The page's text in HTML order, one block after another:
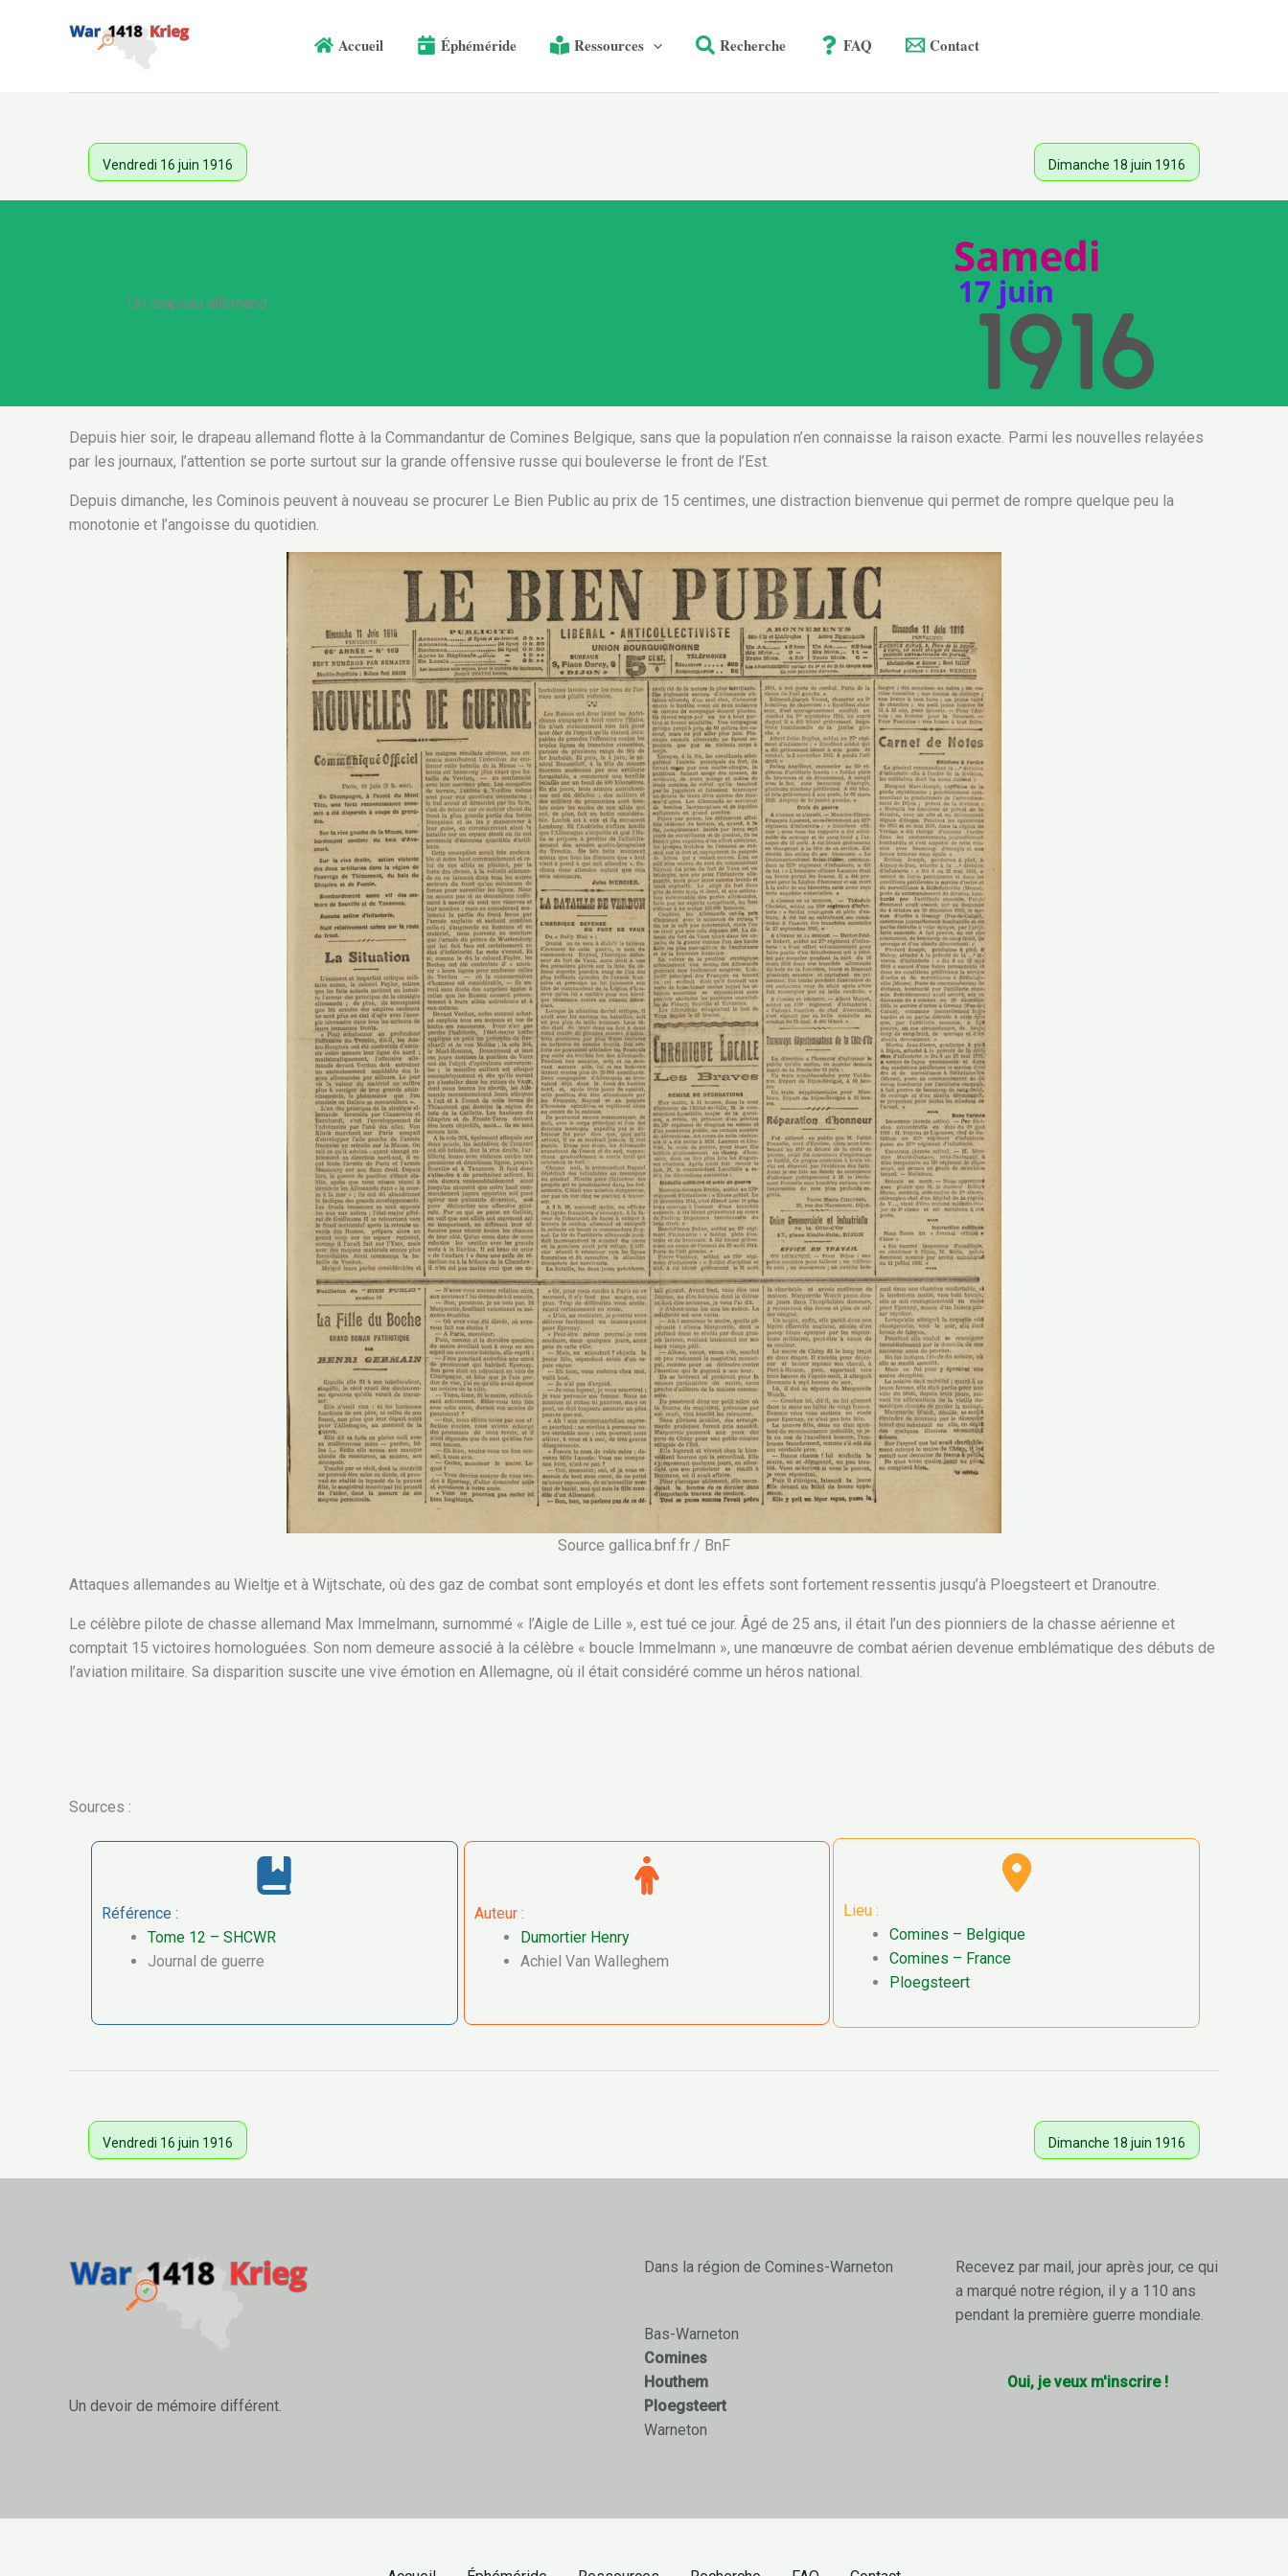
Accueil Éphéméride Ressources Recherche FAQ Contact
Vendredi 16 juin 1916 Dimanche 18 juin 1916
Un drapeau allemand
Depuis hier soir, le drapeau allemand flotte à la Commandantur de Comines Belgique, sans que la population n’en connaisse la raison exacte. Parmi les nouvelles relayées
par les journaux, l’attention se porte surtout sur la grande offensive russe qui bouleverse le front de l’Est.
Depuis dimanche, les Cominois peuvent à nouveau se procurer Le Bien Public au prix de 15 centimes, une distraction bienvenue qui permet de rompre quelque peu la
monotonie et l’angoisse du quotidien.
Source gallica.bnf.fr / BnF
Attaques allemandes au Wieltje et à Wijtschate, où des gaz de combat sont employés et dont les effets sont fortement ressentis jusqu’à Ploegsteert et Dranoutre.
Le célèbre pilote de chasse allemand Max Immelmann, surnommé « l’Aigle de Lille », est tué ce jour. Âgé de 25 ans, il était l’un des pionniers de la chasse aérienne et
comptait 15 victoires homologuées. Son nom demeure associé à la célèbre « boucle Immelmann », une manœuvre de combat aérien devenue emblématique des débuts de
l’aviation militaire. Sa disparition suscite une vive émotion en Allemagne, où il était considéré comme un héros national.
Sources :
Référence :
Tome 12 – SHCWR
Journal de guerre
Auteur :
Dumortier Henry
Achiel Van Walleghem
Lieu :
Comines – Belgique
Comines – France
Ploegsteert
Vendredi 16 juin 1916 Dimanche 18 juin 1916
Un devoir de mémoire différent.
Dans la région de Comines-Warneton
Bas-Warneton
Comines
Houthem
Ploegsteert
Warneton
Recevez par mail, jour après jour, ce qui
a marqué notre région, il y a 110 ans
pendant la première guerre mondiale.
Oui, je veux m'inscrire !